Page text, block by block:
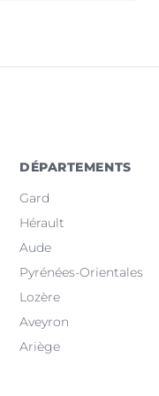
DÉPARTEMENTS
Gard
Hérault
Aude
Pyrénées-Orientales
Lozère
Aveyron
Ariège